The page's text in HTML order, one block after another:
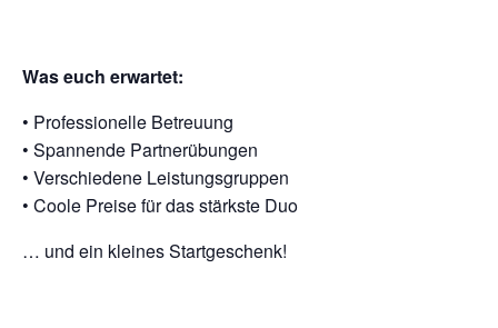
Was euch erwartet:
•⁠ ⁠Professionelle Betreuung
•⁠ ⁠Spannende Partnerübungen
•⁠ ⁠Verschiedene Leistungsgruppen
•⁠ ⁠Coole Preise für das stärkste Duo
… und ein kleines Startgeschenk!